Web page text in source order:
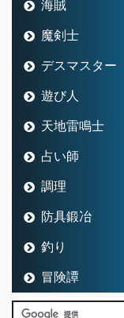
海賊
魔剣士
デスマスター
遊び人
天地雷鳴士
占い師
調理
防具鍛冶
釣り
冒険譚